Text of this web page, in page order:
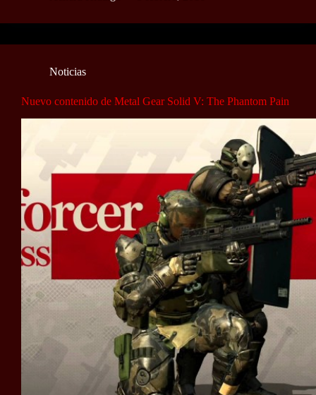
Noticias
Nuevo contenido de Metal Gear Solid V: The Phantom Pain